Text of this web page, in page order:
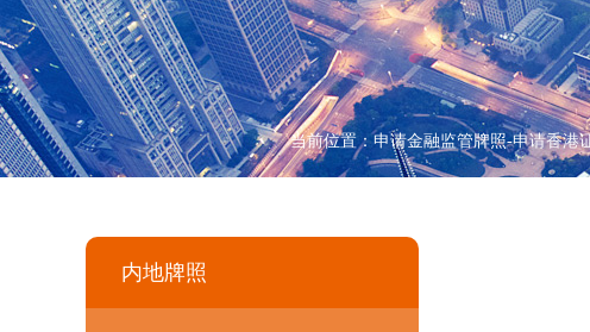
当前位置：申请金融监管牌照-申请香港
内地牌照